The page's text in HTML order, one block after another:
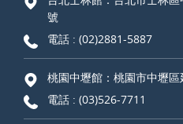
號
電話 : (02)2881-5887
桃園中壢館：桃園市中壢
電話 : (03)526-7711